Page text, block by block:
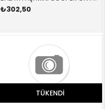
₺302,50
TÜKENDI